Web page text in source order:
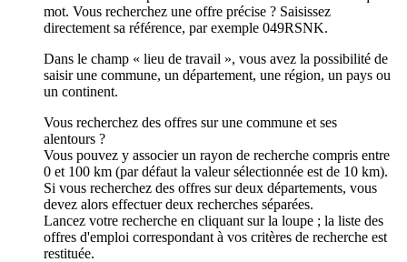
mot. Vous recherchez une offre précise ? Saisissez
directement sa référence, par exemple 049RSNK.
Dans le champ « lieu de travail », vous avez la possibilité de
saisir une commune, un département, une région, un pays ou
un continent.
Vous recherchez des offres sur une commune et ses
alentours ?
Vous pouvez y associer un rayon de recherche compris entre
0 et 100 km (par défaut la valeur sélectionnée est de 10 km).
Si vous recherchez des offres sur deux départements, vous
devez alors effectuer deux recherches séparées.
Lancez votre recherche en cliquant sur la loupe ; la liste des
offres d'emploi correspondant à vos critères de recherche est
restituée.